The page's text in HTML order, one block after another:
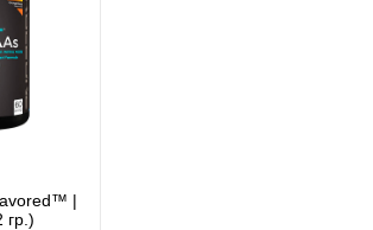
|
гр.)